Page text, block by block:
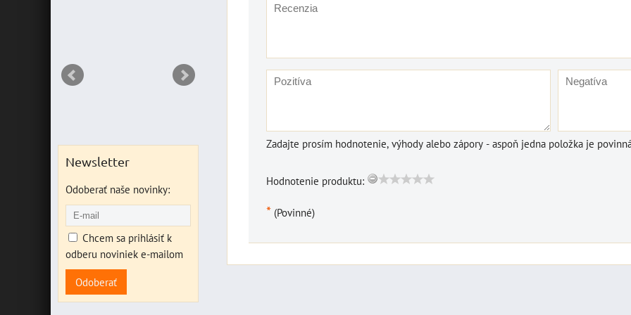
Zadajte prosím hodnotenie, výhody alebo zápory - aspoň jedna položka je
Hodnotenie produktu:
* (Povinné)
Newsletter
Odoberať naše novinky:
Chcem sa prihlásiť k
odberu noviniek e-mailom
Odoberať